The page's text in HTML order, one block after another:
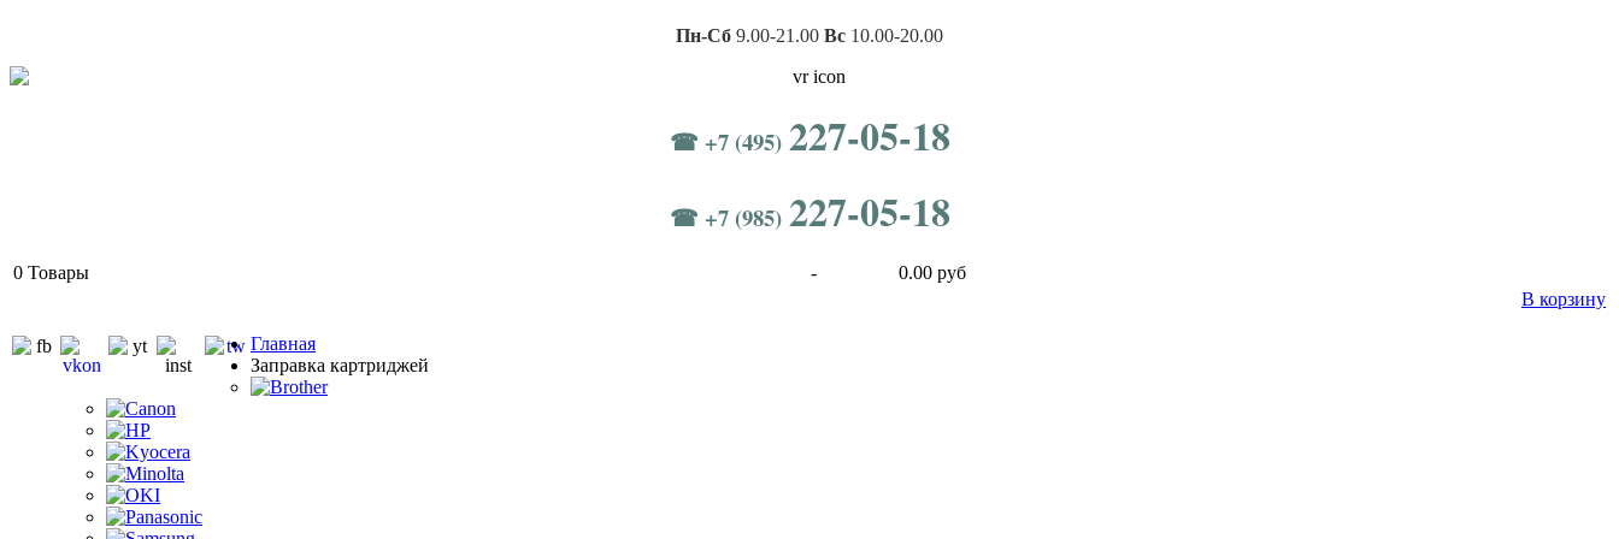
Пн-Сб 9.00-21.00 Вс 10.00-20.00
☎ +7 (495) 227-05-18
☎ +7 (985) 227-05-18
0 Товары -
0.00 руб
В корзину
Главная
Заправка картриджей